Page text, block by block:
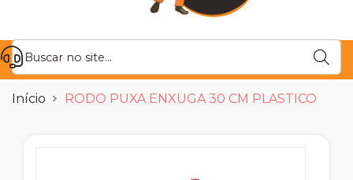
Início RODO PUXA ENXUGA 30 CM PLASTICO